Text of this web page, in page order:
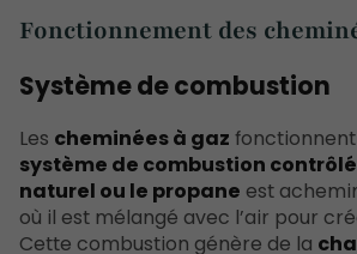
Fonctionnement des
Système de combustion
Les cheminées à gaz
système de combustion
naturel ou le propane est
où il est mélangé avec l’air pour
Cette combustion génère de la